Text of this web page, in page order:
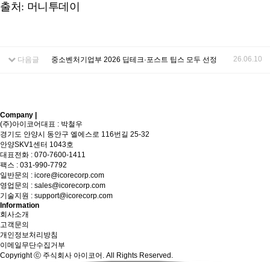
출처: 머니투데이
다음글 중소벤처기업부 2026 딥테크·포스트 팁스 모두 선정 26.06.10
Company |
(주)아이코어대표 : 박철우
경기도 안양시 동안구 엘에스로 116번길 25-32
안양SKV1센터 1043호
대표전화 : 070-7600-1411
팩스 : 031-990-7792
일반문의 : icore@icorecorp.com
영업문의 : sales@icorecorp.com
기술지원 : support@icorecorp.com
Information
회사소개
고객문의
개인정보처리방침
이메일무단수집거부
Copyright ⓒ 주식회사 아이코어. All Rights Reserved.